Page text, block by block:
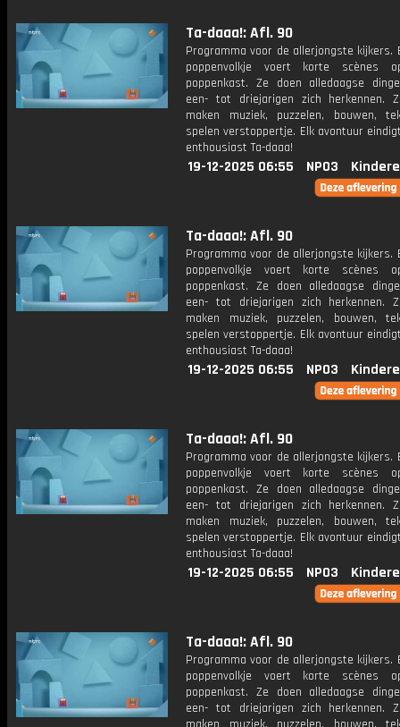
Ta-daaa!: Afl. 90
Programma voor de allerjongste kijkers.
poppenvolkje voert korte scènes
poppenkast. Ze doen alledaagse
een- tot driejarigen zich herkennen.
maken muziek, puzzelen, bouwen,
spelen verstoppertje. Elk avontuur
enthousiast Ta-daaa!
19-12-2025 06:55 NPO3
Ta-daaa!: Afl. 90
Programma voor de allerjongste kijkers.
poppenvolkje voert korte scènes
poppenkast. Ze doen alledaagse
een- tot driejarigen zich herkennen.
maken muziek, puzzelen, bouwen,
spelen verstoppertje. Elk avontuur
enthousiast Ta-daaa!
19-12-2025 06:55 NPO3
Ta-daaa!: Afl. 90
Programma voor de allerjongste kijkers.
poppenvolkje voert korte scènes
poppenkast. Ze doen alledaagse
een- tot driejarigen zich herkennen.
maken muziek, puzzelen, bouwen,
spelen verstoppertje. Elk avontuur
enthousiast Ta-daaa!
19-12-2025 06:55 NPO3
Ta-daaa!: Afl. 90
Programma voor de allerjongste kijkers.
poppenvolkje voert korte scènes
poppenkast. Ze doen alledaagse
een- tot driejarigen zich herkennen.